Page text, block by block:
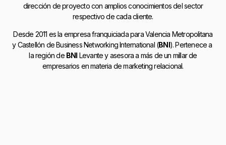
dirección de proyecto con amplios conocimientos del sector
respectivo de cada cliente.
Desde 2011 es la empresa franquiciada para Valencia Metropolitana
y Castellón de Business Networking International (BNI). Pertenece a
la región de BNI Levante y asesora a más de un millar de
empresarios en materia de marketing relacional.